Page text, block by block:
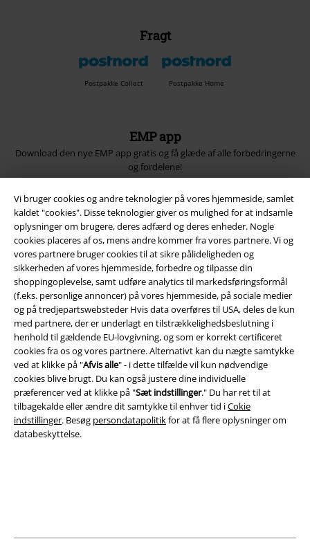
Vi bruger cookies og andre teknologier på vores hjemmeside, samlet
kaldet "cookies". Disse teknologier giver os mulighed for at indsamle
oplysninger om brugere, deres adfærd og deres enheder. Nogle
cookies placeres af os, mens andre kommer fra vores partnere. Vi og
vores partnere bruger cookies til at sikre pålideligheden og
sikkerheden af ​​vores hjemmeside, forbedre og tilpasse din
shoppingoplevelse, samt udføre analytics til markedsføringsformål
(f.eks. personlige annoncer) på vores hjemmeside, på sociale medier
og på tredjepartswebsteder Hvis data overføres til USA, deles de kun
med partnere, der er underlagt en tilstrækkelighedsbeslutning i
henhold til gældende EU-lovgivning, og som er korrekt certificeret
cookies fra os og vores partnere. Alternativt kan du nægte samtykke
ved at klikke på "Afvis alle" - i dette tilfælde vil kun nødvendige
cookies blive brugt. Du kan også justere dine individuelle
præferencer ved at klikke på "Sæt indstillinger." Du har ret til at
tilbagekalde eller ændre dit samtykke til enhver tid iCokie
indstillinger. Besøg persondatapolitikfor at få flere oplysninger om
databeskyttelse.
Fragt
Postpakke Collect Postpakke Home
EMP app
Download den nye EMP app gratis og få glæde af alle forbedringerne
og fordelene!
A Warner Music Group Company